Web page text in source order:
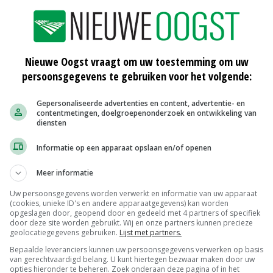
een verbod op het bezoeken van
absoluut noodzakelijk is. Onder risicovogels vallen
en loopvogels.
Nieuwe Oogst vraagt om uw toestemming om uw
persoonsgegevens te gebruiken voor het volgende:
Gepersonaliseerde advertenties en content, advertentie- en
contentmetingen, doelgroepenonderzoek en ontwikkeling van
diensten
Informatie op een apparaat opslaan en/of openen
Meer informatie
Uw persoonsgegevens worden verwerkt en informatie van uw apparaat
(cookies, unieke ID's en andere apparaatgegevens) kan worden
opgeslagen door, geopend door en gedeeld met 4 partners of specifiek
door deze site worden gebruikt. Wij en onze partners kunnen precieze
geolocatiegegevens gebruiken. Lijst met partners.
Bepaalde leveranciers kunnen uw persoonsgegevens verwerken op basis
van gerechtvaardigd belang. U kunt hiertegen bezwaar maken door uw
opties hieronder te beheren. Zoek onderaan deze pagina of in het